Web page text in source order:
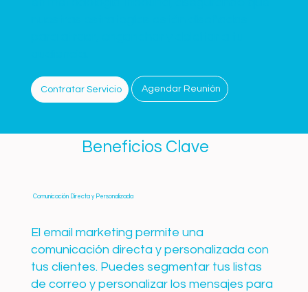
Contratar Servicio Agendar Reunión
Beneficios Clave
Comunicación Directa y Personalizada
El email marketing permite una
comunicación directa y personalizada con
tus clientes. Puedes segmentar tus listas
de correo y personalizar los mensajes para